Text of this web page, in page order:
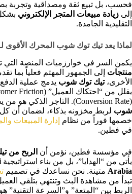
فحسب، بل تبيع ثقة ومصداقية وتجربة
إلى زيادة مبيعات المتجر الإلكتروني
التقليدية الجامدة.
لماذا يعد تيك توك شوب المحرك الأقوى
يكمن السر في خوارزميات المنصة التي
منتجات إلى الجمهور المهتم فعلياً
الأخرى،تيك توك شوب يدمج عملية
(Conversion Rate). التاجر الذكي هو من يستغل
شوب لربط مخزونه بذكاء، لضمان أن
خصمها فوراً من نظام إدارة المبيعات
في فطين.
في مؤسسة فطين، نؤمن أن الربح من
يأتي من “الهدايا”، بل من بناء استراتيجية
Arabia متينة. نحن نساعدك في تصميم
تبدأ من مشاهدة البث وتنتهي بتلقي
الربط بين “المتعة” و”السرعة